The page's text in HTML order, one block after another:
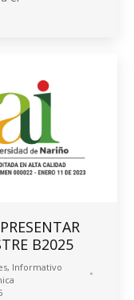
B2025
, Informativo